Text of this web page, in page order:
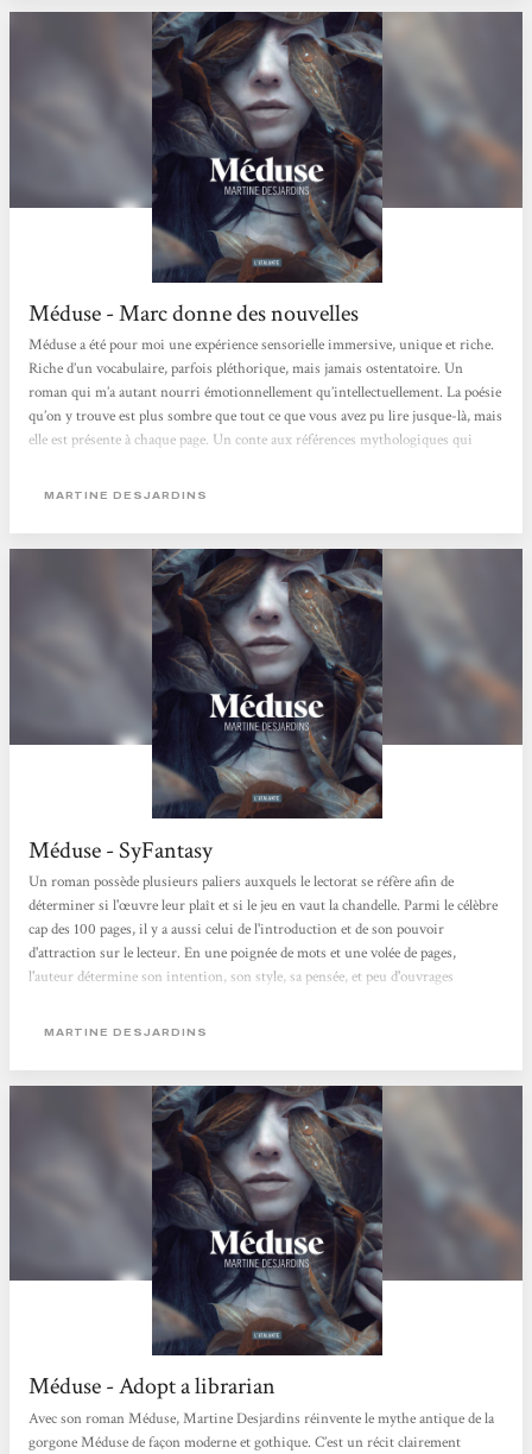
Méduse - Marc donne des nouvelles
Méduse a été pour moi une expérience sensorielle immersive, unique et riche.
Riche d’un vocabulaire, parfois pléthorique, mais jamais ostentatoire. Un
roman qui m’a autant nourri émotionnellement qu’intellectuellement. La poésie
qu’on y trouve est plus sombre que tout ce que vous avez pu lire jusque-là, mais
elle est présente à chaque page. Un conte aux références mythologiques qui
sort de ces pages, se trouve dans l’enrichissement qu’elle apporte au lecteur,
MARTINE DESJARDINS
Méduse - SyFantasy
Un roman possède plusieurs paliers auxquels le lectorat se réfère afin de
déterminer si l'œuvre leur plaît et si le jeu en vaut la chandelle. Parmi le célèbre
cap des 100 pages, il y a aussi celui de l'introduction et de son pouvoir
d'attraction sur le lecteur. En une poignée de mots et une volée de pages,
l'auteur détermine son intention, son style, sa pensée, et peu d'ouvrages
soulevé la couverture. Pourtant, le sixième roman de Martine Desjardins,
MARTINE DESJARDINS
Méduse - Adopt a librarian
Avec son roman Méduse, Martine Desjardins réinvente le mythe antique de la
gorgone Méduse de façon moderne et gothique. C’est un récit clairement